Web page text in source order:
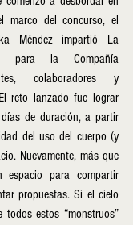
marco del concurso, el
Méndez impartió La
para la Compañía
colaboradores y
reto lanzado fue lograr
de duración, a partir
del uso del cuerpo (y
Nuevamente, más que
espacio para compartir
propuestas. Si el cielo
estos “monstruos”